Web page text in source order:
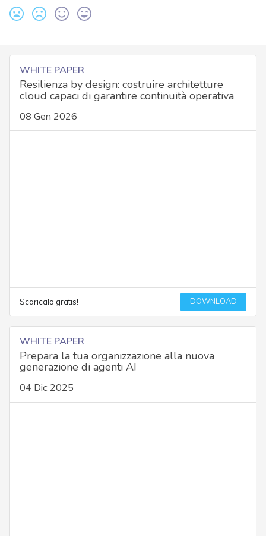
WHITE PAPER
Resilienza by design: costruire architetture
cloud capaci di garantire continuità operativa
08 Gen 2026
Scaricalo gratis! DOWNLOAD
WHITE PAPER
Prepara la tua organizzazione alla nuova
generazione di agenti AI
04 Dic 2025